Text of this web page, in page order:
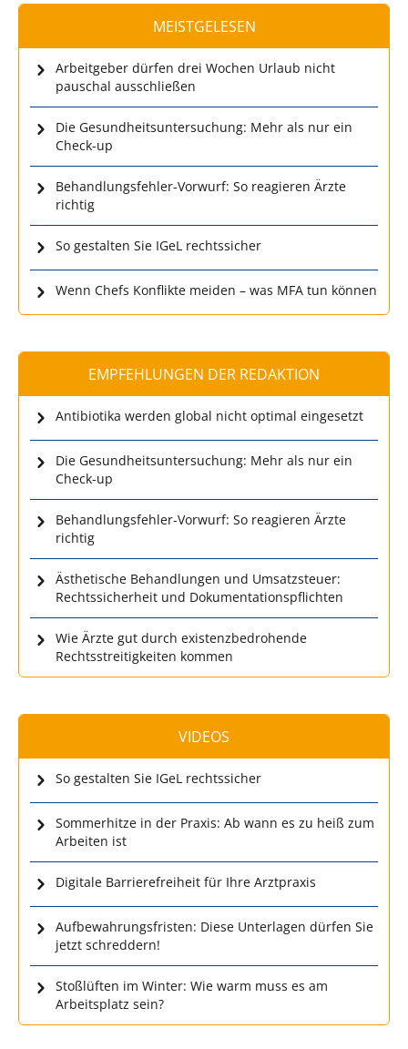
MEISTGELESEN
Arbeitgeber dürfen drei Wochen Urlaub nicht
pauschal ausschließen
Die Gesundheitsuntersuchung: Mehr als nur ein
Check-up
Behandlungsfehler-Vorwurf: So reagieren Ärzte
richtig
So gestalten Sie IGeL rechtssicher
Wenn Chefs Konflikte meiden – was MFA tun können
EMPFEHLUNGEN DER REDAKTION
Antibiotika werden global nicht optimal eingesetzt
Die Gesundheitsuntersuchung: Mehr als nur ein
Check-up
Behandlungsfehler-Vorwurf: So reagieren Ärzte
richtig
Ästhetische Behandlungen und Umsatzsteuer:
Rechtssicherheit und Dokumentationspflichten
Wie Ärzte gut durch existenzbedrohende
Rechtsstreitigkeiten kommen
VIDEOS
So gestalten Sie IGeL rechtssicher
Sommerhitze in der Praxis: Ab wann es zu heiß zum
Arbeiten ist
Digitale Barrierefreiheit für Ihre Arztpraxis
Aufbewahrungsfristen: Diese Unterlagen dürfen Sie
jetzt schreddern!
Stoßlüften im Winter: Wie warm muss es am
Arbeitsplatz sein?